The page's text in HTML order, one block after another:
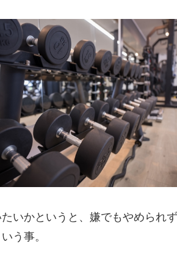
いかというと、嫌でもやめられ
う事。